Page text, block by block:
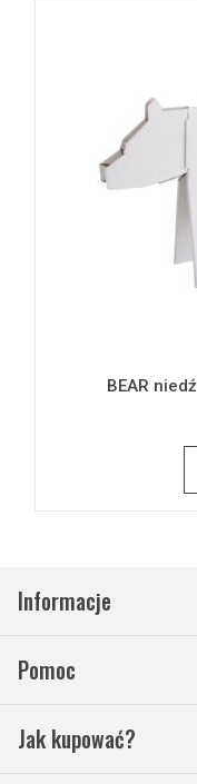
BEAR
Informacje
Pomoc
Jak kupować?